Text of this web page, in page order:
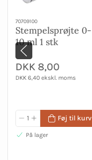
70709100
Stempelsprøjte 0-
10 ml 1 stk
DKK 8,00
DKK 6,40 ekskl. moms
Føj til kurv
På lager